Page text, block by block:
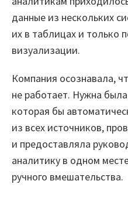
Контакты
Поддержка
данные из нескольких
их в таблицах и только
визуализации.
Компания осознавала,
не работает. Нужна
которая бы
из всех источников,
и предоставляла
аналитику в одном
ручного вмешательства.